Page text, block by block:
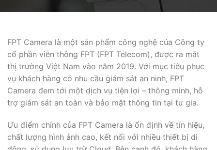
FPT Camera là một sản phẩm công nghệ của Công ty
cổ phần viễn thông FPT (FPT Telecom), được ra mắt
thị trường Việt Nam vào năm 2019. Với mục tiêu phục
vụ khách hàng có nhu cầu giám sát an ninh, FPT
Camera đem tới một dịch vụ tiện lợi – thông minh, hỗ
trợ giám sát an toàn và bảo mật thông tin tại tư gia.
Ưu điểm chính của FPT Camera là ổn định về tín hiệu,
chất lượng hình ảnh cao, kết nối với nhiều thiết bị di